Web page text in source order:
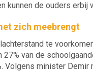
kunnen de ouders erbij
zich meebrengt
te
van de
Volgens minister